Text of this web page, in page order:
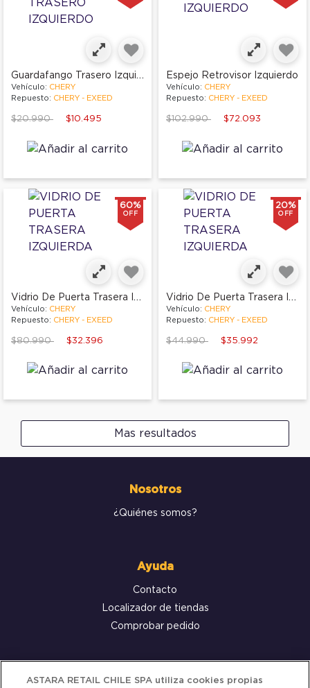
Guardafango Trasero Izquierdo
Vehículo: CHERY
Repuesto: CHERY - EXEED
Price reduced from
$20.990to $10.495
Espejo Retrovisor Izquierdo
Vehículo: CHERY
Repuesto: CHERY - EXEED
Price reduced from
$102.990to $72.093
60%
OFF
Vidrio De Puerta Trasera Izquierda
Vehículo: CHERY
Repuesto: CHERY - EXEED
Price reduced from
$80.990to $32.396
20%
OFF
Vidrio De Puerta Trasera Izquierda
Vehículo: CHERY
Repuesto: CHERY - EXEED
Price reduced from
$44.990to $35.992
Mas resultados
Nosotros
¿Quiénes somos?
Ayuda
Contacto
Localizador de tiendas
Comprobar pedido
Servicio al cliente
ASTARA RETAIL CHILE SPA utiliza cookies propias